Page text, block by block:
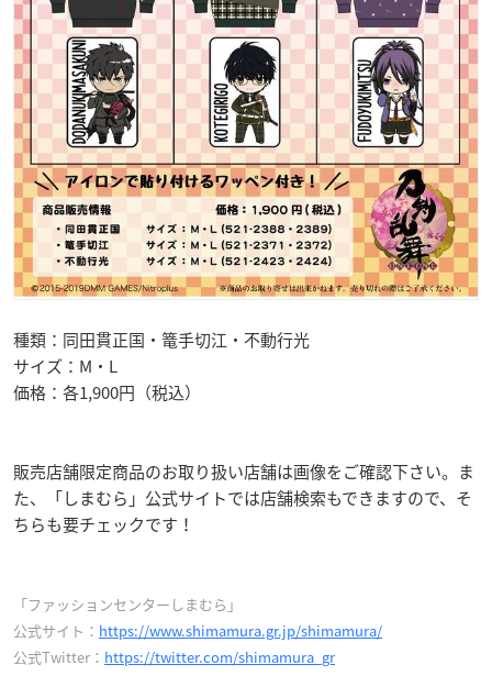
種類：同田貫正国・篭手切江・不動行光
サイズ：M・L
価格：各1,900円（税込）
販売店舗限定商品のお取り扱い店舗は画像をご確認下さい。ま
た、「しまむら」公式サイトでは店舗検索もできますので、そ
ちらも要チェックです！
「ファッションセンターしまむら」
公式サイト： https://www.shimamura.gr.jp/shimamura/
公式Twitter： https://twitter.com/shimamura_gr